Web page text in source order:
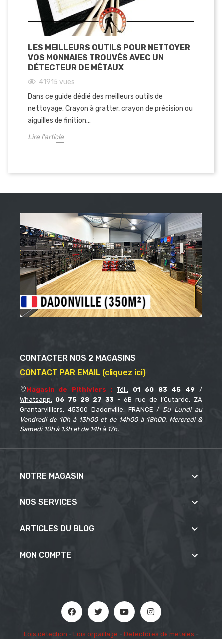
LES MEILLEURS OUTILS POUR NETTOYER
VOS MONNAIES TROUVÉS AVEC UN
DÉTECTEUR DE MÉTAUX
41915 vues
Dans ce guide dédié des meilleurs outils de
nettoyage. Crayon à gratter, crayon de précision ou
aiguilles de finition...
Lire l'article
CONTACTER NOS 2 MAGASINS
CONTACT PAR EMAIL (cliquez ici)
Magasin de Pithiviers : Tél.: 01 60 83 45 49 /
Whatsapp: 06 75 28 27 33 - 6B rue de l’Outarde, ZA
Grantarvilliers, 45300 Dadonville, FRANCE / Du Lundi au
Vendredi de 10h à 13h00 et de 14h00 à 18h00. Mercredi &
Samedi 10h à 13h et de 14h à 17h.
NOTRE MAGASIN 
NOS SERVICES 
ARTICLES DU BLOG 
MON COMPTE 
Lois détection - Lois orpaillage - Detectores de metales -